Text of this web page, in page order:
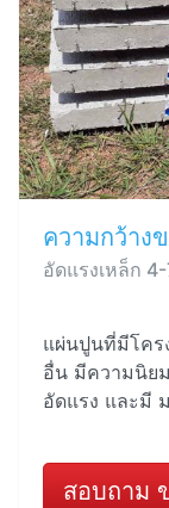
ความกว้าง
อัดแรงเหล็ก
แผ่นปูนที่มีโคร
อื่น มีความนิย
อัดแรง และมี
สอบถาม